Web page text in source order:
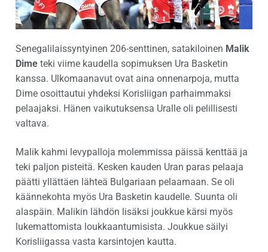
Senegalilaissyntyinen 206-senttinen, satakiloinen Malik
Dime teki viime kaudella sopimuksen Ura Basketin
kanssa. Ulkomaanavut ovat aina onnenarpoja, mutta
Dime osoittautui yhdeksi Korisliigan parhaimmaksi
pelaajaksi. Hänen vaikutuksensa Uralle oli pelillisesti
valtava.
Malik kahmi levypalloja molemmissa päissä kenttää ja
teki paljon pisteitä. Kesken kauden Uran paras pelaaja
päätti yllättäen lähteä Bulgariaan pelaamaan. Se oli
käännekohta myös Ura Basketin kaudelle. Suunta oli
alaspäin. Malikin lähdön lisäksi joukkue kärsi myös
lukemattomista loukkaantumisista. Joukkue säilyi
Korisliigassa vasta karsintojen kautta.